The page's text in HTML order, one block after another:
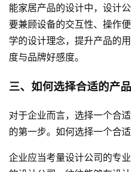
能家居产品的设计中，设计
要兼顾设备的交互性、操作
学的设计理念，提升产品的
度与品牌好感度。
三、如何选择合适的产
对于企业而言，选择一个合
的第一步。如何选择一个合
企业应当考量设计公司的专